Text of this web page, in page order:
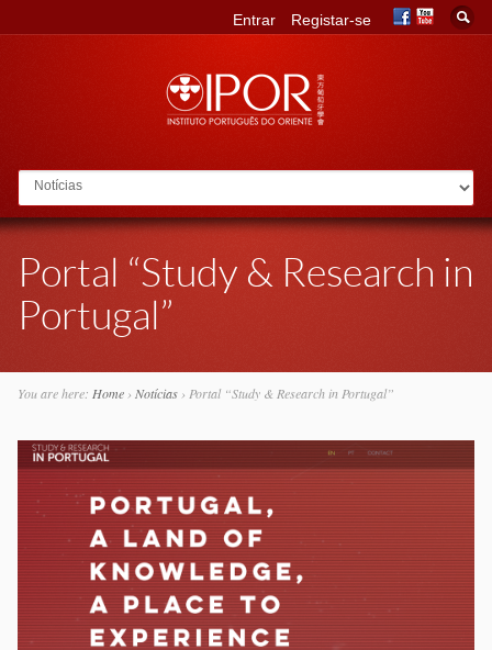
Go to:
Entrar Registar-se
Portal “Study & Research in
Portugal”
You are here: Home› Notícias› Portal “Study & Research in Portugal”